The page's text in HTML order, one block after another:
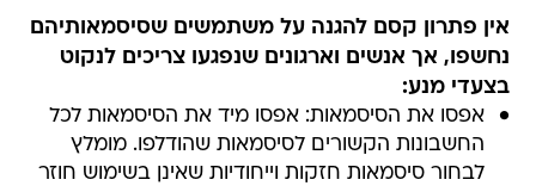
אין פתרון קסם להגנה על משתמשים שסיסמאותיהם
נחשפו, אך אנשים וארגונים שנפגעו צריכים לנקוט
בצעדי מנע:
אפסו את הסיסמאות: אפסו מיד את הסיסמאות לכל
החשבונות הקשורים לסיסמאות שהודלפו. מומלץ
לבחור סיסמאות חזקות וייחודיות שאינן בשימוש חוזר